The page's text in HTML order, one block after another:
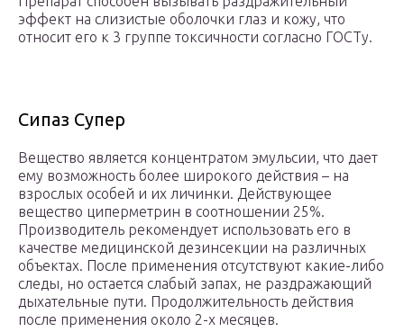
эффект на слизистые оболочки глаз и кожу, что
относит его к 3 группе токсичности согласно ГОСТу.
Сипаз Супер
Вещество является концентратом эмульсии, что дает
ему возможность более широкого действия – на
взрослых особей и их личинки. Действующее
вещество циперметрин в соотношении 25%.
Производитель рекомендует использовать его в
качестве медицинской дезинсекции на различных
объектах. После применения отсутствуют какие-либо
следы, но остается слабый запах, не раздражающий
дыхательные пути. Продолжительность действия
после применения около 2-х месяцев.